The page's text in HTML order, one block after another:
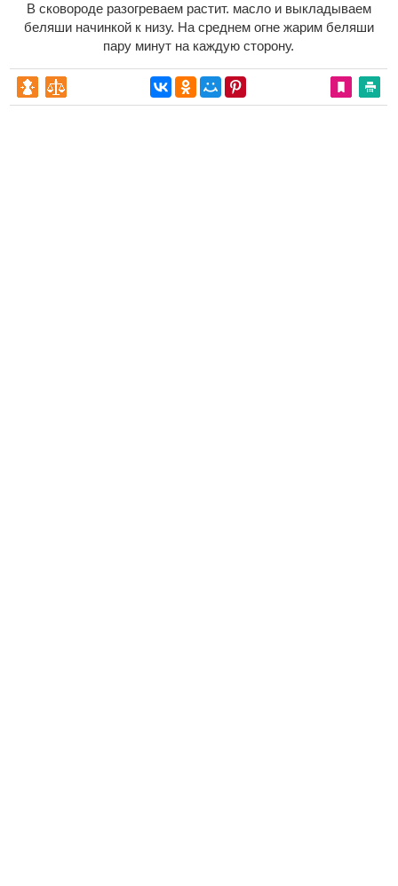
В сковороде разогреваем растит. масло и выкладываем
беляши начинкой к низу. На среднем огне жарим беляши
пару минут на каждую сторону.